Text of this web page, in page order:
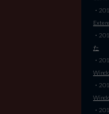
・
・
た
・
・
・